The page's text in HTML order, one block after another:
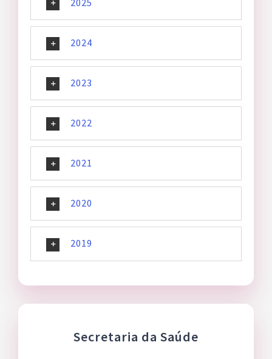
Canal de Ética 2024
2023
2022
2021
2020
2019
Secretaria da Saúde